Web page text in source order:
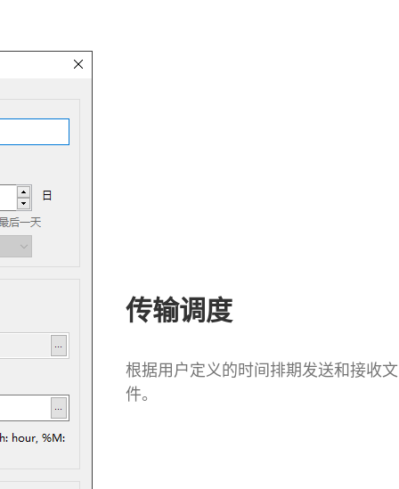
传输调度
根据用户定义的时间排期发送和接收文
件。